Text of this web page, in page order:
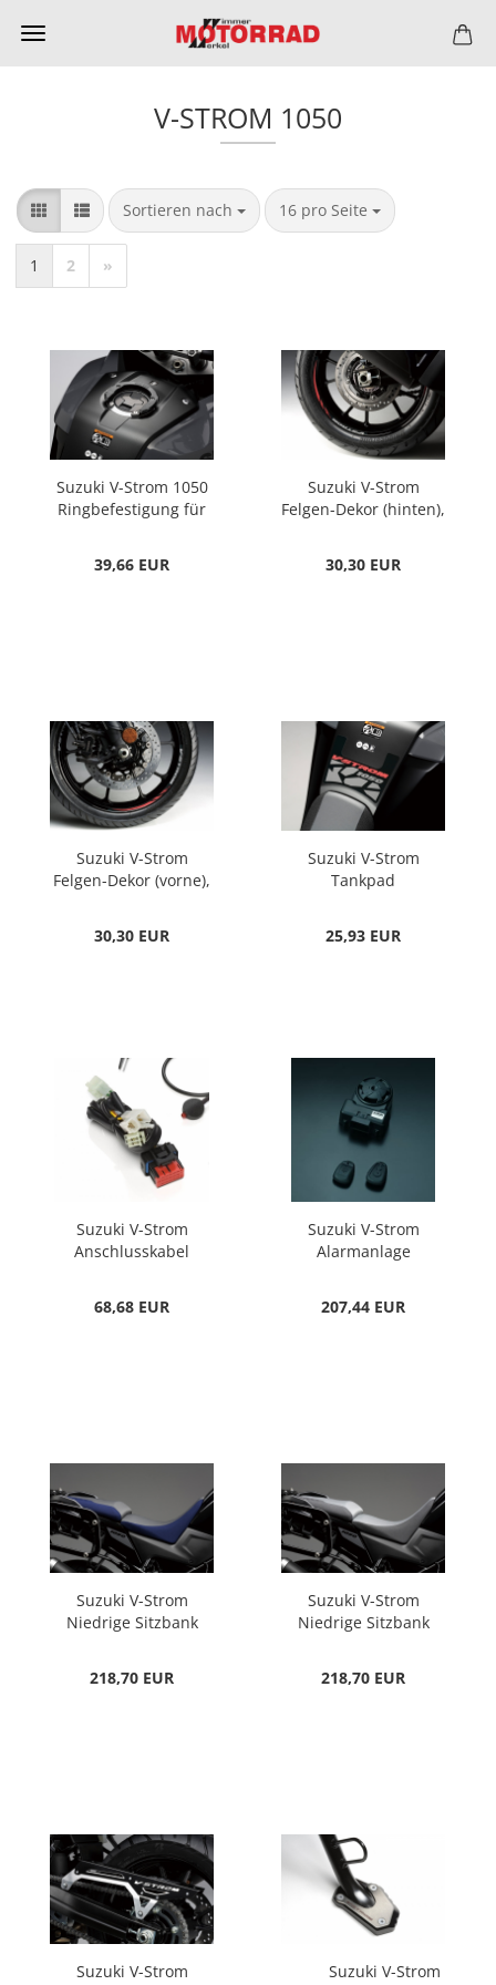
V-STROM 1050
Sortieren nach
Sortieren nach 16 pro Seite
pro Seite
1 2 »
Suzuki V-Strom 1050
Ringbefestigung für
39,66 EUR
Suzuki V-Strom
Felgen-Dekor (hinten),
30,30 EUR
Suzuki V-Strom
Felgen-Dekor (vorne),
30,30 EUR
Suzuki V-Strom
Tankpad
25,93 EUR
Suzuki V-Strom
Anschlusskabel
68,68 EUR
Suzuki V-Strom
Alarmanlage
207,44 EUR
Suzuki V-Strom
Niedrige Sitzbank
218,70 EUR
Suzuki V-Strom
Niedrige Sitzbank
218,70 EUR
Suzuki V-Strom
Suzuki V-Strom